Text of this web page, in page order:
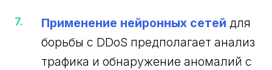
Применение нейронных сетей для
борьбы с DDoS предполагает анализ
трафика и обнаружение аномалий с